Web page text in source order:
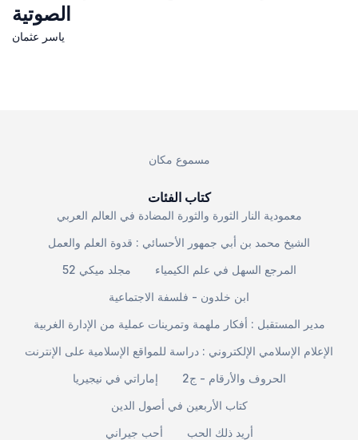
الصوتية
ياسر عثمان
مسموع مكان
كتاب الفئات
معمودية النار الثورة والثورة المضادة في العالم العربي
الشيخ محمد بن أبي جمهور الأحسائي : قدوة العلم والعمل
مجلد ميكي 52
المرجع السهل في علم الكيمياء
ابن خلدون - فلسفة الاجتماعية
مدير المستقبل : أفكار ملهمة وتمرينات عملية من الإدارة الغربية
الإعلام الإسلامي الإلكتروني : دراسة للمواقع الإسلامية على الإنترنت
إماراتي في نيجيريا
الحروف والأرقام - ج2
كتاب الأربعين في أصول الدين
أحب جيراني
أريد ذلك الحب